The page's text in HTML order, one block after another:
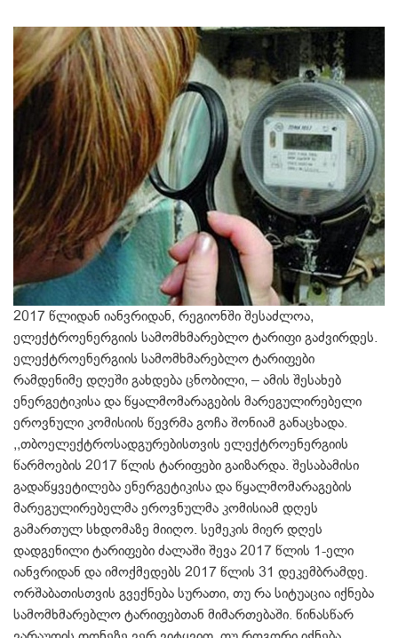
2017 წლიდან იანვრიდან, რეგიონში შესაძლოა,
ელექტროენერგიის სამომხმარებლო ტარიფი გაძვირდეს.
ელექტროენერგიის სამომხმარებლო ტარიფები
რამდენიმე დღეში გახდება ცნობილი, – ამის შესახებ
ენერგეტიკისა და წყალმომარაგების მარეგულირებელი
ეროვნული კომისიის წევრმა გოჩა შონიამ განაცხადა.
,,თბოელექტროსადგურებისთვის ელექტროენერგიის
წარმოების 2017 წლის ტარიფები გაიზარდა. შესაბამისი
გადაწყვეტილება ენერგეტიკისა და წყალმომარაგების
მარეგულირებელმა ეროვნულმა კომისიამ დღეს
გამართულ სხდომაზე მიიღო. სემეკის მიერ დღეს
დადგენილი ტარიფები ძალაში შევა 2017 წლის 1-ელი
იანვრიდან და იმოქმედებს 2017 წლის 31 დეკემბრამდე.
ორშაბათისთვის გვექნება სურათი, თუ რა სიტუაცია იქნება
სამომხმარებლო ტარიფებთან მიმართებაში. წინასწარ